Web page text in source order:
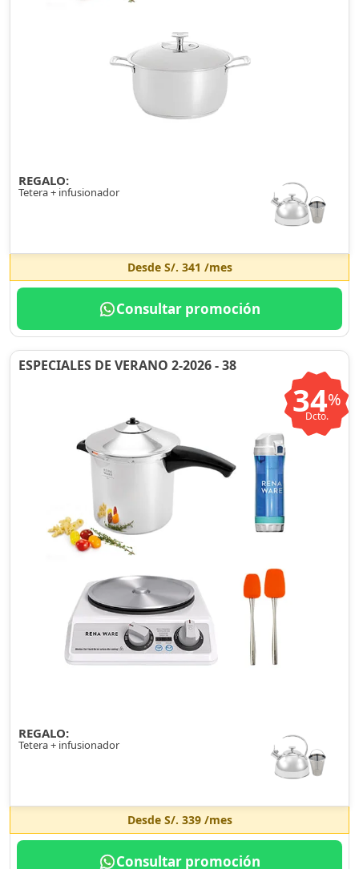
REGALO:
Tetera + infusionador
Desde S/. 341 /mes
Consultar promoción
ESPECIALES DE VERANO 2-2026 - 38
34%
Dcto.
REGALO:
Tetera + infusionador
Desde S/. 339/mes
Consultar promoción